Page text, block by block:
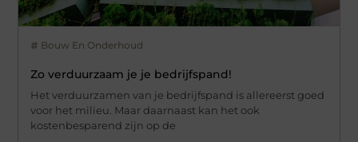
Bouw En Onderhoud
Zo verduurzaam je je bedrijfspand!
Het verduurzamen van je bedrijfspand is allereerst goed
voor het milieu. Maar daarnaast kan het ook
kostenbesparend zijn op de